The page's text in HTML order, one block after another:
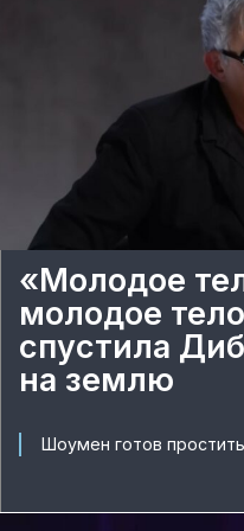
«Молодое
молодое
спустила
на землю
Шоумен готов